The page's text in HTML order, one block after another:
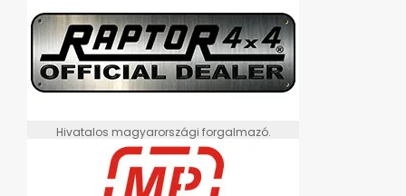
Hivatalos magyarországi forgalmazó.